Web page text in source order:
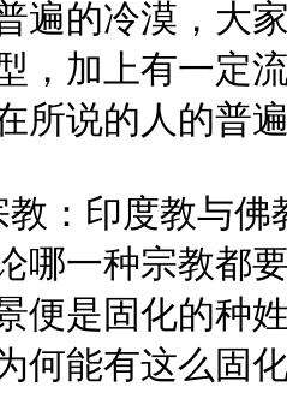
遍的冷漠，大
，加上有一定
所说的人的普
：印度教与佛
哪一种宗教都
便是固化的种
何能有这么固